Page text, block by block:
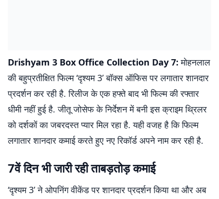
Drishyam 3 Box Office Collection Day 7:मोहनलाल
की बहुप्रतीक्षित फिल्म ‘दृश्यम 3’ बॉक्स ऑफिस पर लगातार शानदार
प्रदर्शन कर रही है. रिलीज के एक हफ्ते बाद भी फिल्म की रफ्तार
धीमी नहीं हुई है. जीतू जोसेफ के निर्देशन में बनी इस क्राइम थ्रिलर
को दर्शकों का जबरदस्त प्यार मिल रहा है. यही वजह है कि फिल्म
लगातार शानदार कमाई करते हुए नए रिकॉर्ड अपने नाम कर रही है.
7वें दिन भी जारी रही ताबड़तोड़ कमाई
‘दृश्यम 3’ ने ओपनिंग वीकेंड पर शानदार प्रदर्शन किया था और अब